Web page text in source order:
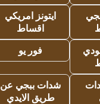
ايتونز امريكي
اقساط
فور يو
شدات ببجي عن
طريق الايدي